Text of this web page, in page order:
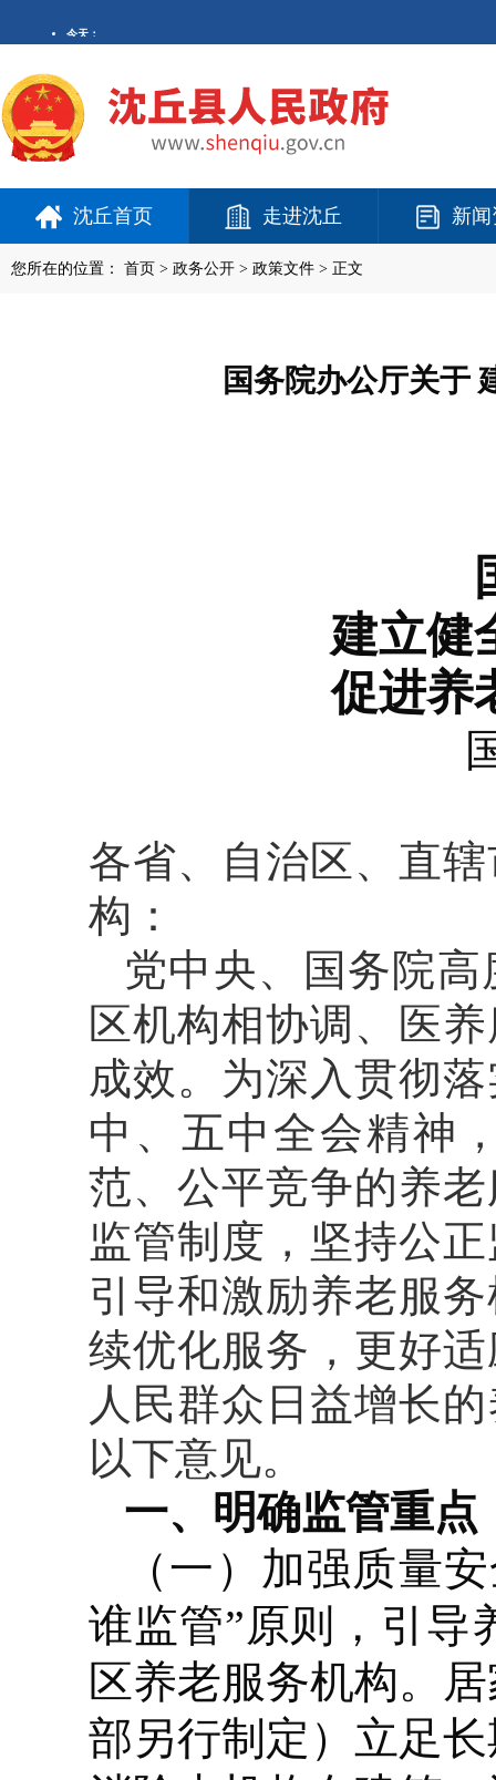
沈丘首页 走进沈丘 新
您所在的位置： 首页 > 政务公开 > 政策文件 > 正文
国务院办公厅关于
建立健
促进养
各省、自治区、直
构：
党中央、国务院
区机构相协调、医
成效。为深入贯彻
中、五中全会精神
范、公平竞争的养
监管制度，坚持公
引导和激励养老服
续优化服务，更好
人民群众日益增长
以下意见。
一、明确监管重点
（一）加强质量
谁监管”原则，引导
区养老服务机构。
部另行制定）立足